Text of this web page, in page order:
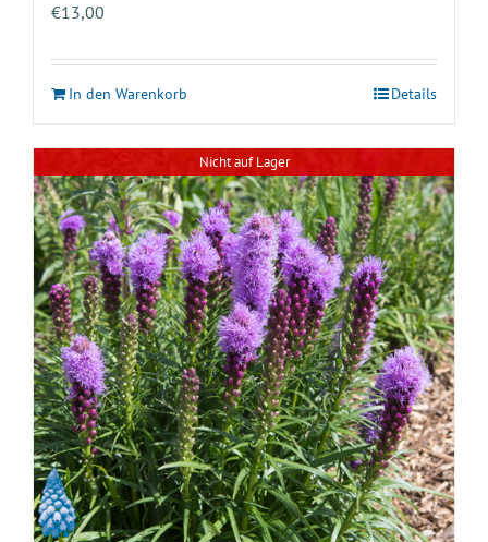
€13,00
In den Warenkorb Details
Nicht auf Lager